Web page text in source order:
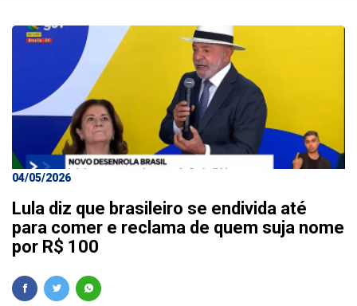
04/05/2026
Lula diz que brasileiro se endivida até
para comer e reclama de quem suja nome
por R$ 100